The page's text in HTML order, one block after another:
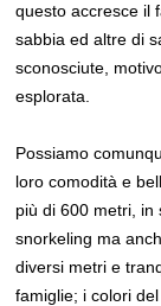
questo accresce il
sabbia ed altre di
sconosciute,
esplorata.
Possiamo
loro comodità e
più di 600 metri, in
snorkeling ma
diversi metri e
famiglie; i colori